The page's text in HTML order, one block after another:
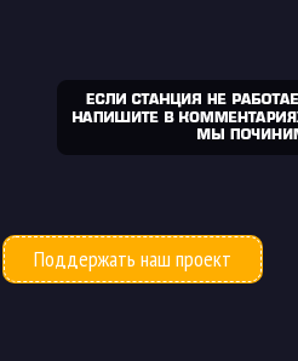
Поддержать наш проект